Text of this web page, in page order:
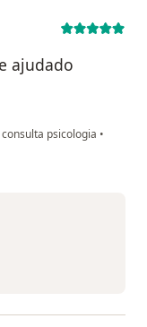
ajudado
psicologia •